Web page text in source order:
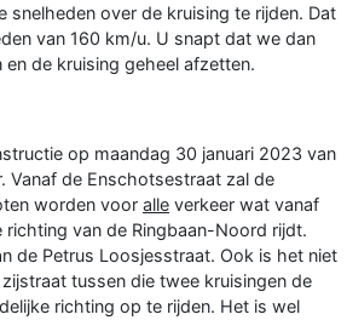
snelheden over de kruising te rijden. Dat
van 160 km/u. U snapt dat we dan
de kruising geheel afzetten.
op maandag 30 januari 2023 van
Vanaf de Enschotsestraat zal de
worden voor alle verkeer wat vanaf
richting van de Ringbaan-Noord rijdt.
de Petrus Loosjesstraat. Ook is het niet
tussen die twee kruisingen de
richting op te rijden. Het is wel